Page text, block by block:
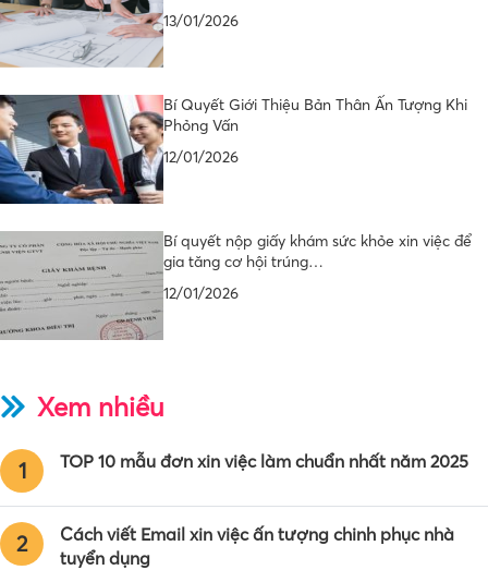
13/01/2026
Bí Quyết Giới Thiệu Bản Thân Ấn Tượng Khi
Phỏng Vấn
12/01/2026
Bí quyết nộp giấy khám sức khỏe xin việc để
gia tăng cơ hội trúng…
12/01/2026
Xem nhiều
1 TOP 10 mẫu đơn xin việc làm chuẩn nhất năm 2025
2
Cách viết Email xin việc ấn tượng chinh phục nhà
tuyển dụng